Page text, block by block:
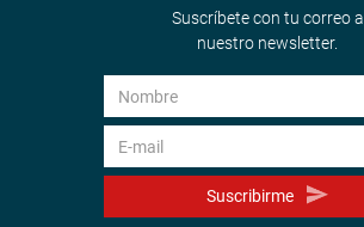
Suscríbete con tu correo a
nuestro newsletter.
Suscribirme